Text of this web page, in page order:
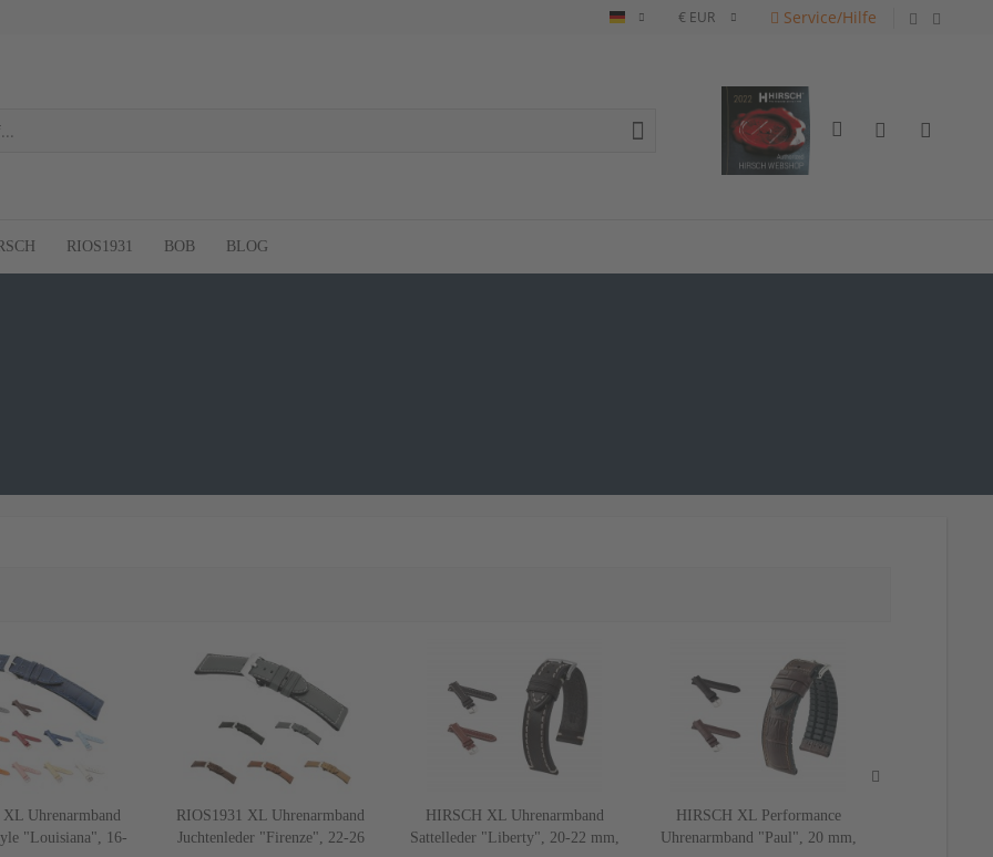
Deutsch Service/Hilfe
RIOS1931 BOB BLOG
Uhrenarmband
"Louisiana", 16-
RIOS1931 XL Uhrenarmband
Juchtenleder "Firenze", 22-26
HIRSCH XL Uhrenarmband
Sattelleder "Liberty", 20-22 mm,
HIRSCH XL Performance
Uhrenarmband "Paul", 20 mm,